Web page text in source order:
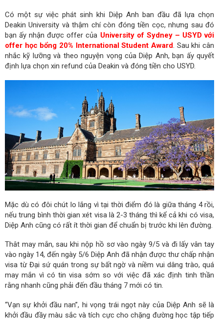
Có một sự việc phát sinh khi Diệp Anh ban đầu đã lựa chọn
Deakin University và thậm chí còn đóng tiền cọc, nhưng sau đó
bạn ấy nhận được offer của University of Sydney – USYD với
offer học bổng 20% International Student Award. Sau khi cân
nhắc kỹ lưỡng và theo nguyện vọng của Diệp Anh, bạn ấy quyết
định lựa chọn xin refund của Deakin và đóng tiền cho USYD.
Mặc dù có đôi chút lo lắng vì tại thời điểm đó là giữa tháng 4 rồi,
nếu trung bình thời gian xét visa là 2-3 tháng thì kể cả khi có visa,
Diệp Anh cũng có rất ít thời gian để chuẩn bị trước khi lên đường.
Thât may mắn, sau khi nộp hồ sơ vào ngày 9/5 và đi lấy vân tay
vào ngày 14, đến ngày 5/6 Diệp Anh đã nhận được thư chấp nhận
visa từ Đại sứ quán trong sự bất ngờ và niềm vui dâng trào, quá
may mắn vì có tin visa sớm so với việc đã xác định tinh thần
rằng nhanh cũng phải đến đầu tháng 7 mới có tin.
“Vạn sự khởi đầu nan”, hi vọng trái ngọt này của Diệp Anh sẽ là
khởi đầu đầy màu sắc và tích cực cho chặng đường học tập tiếp